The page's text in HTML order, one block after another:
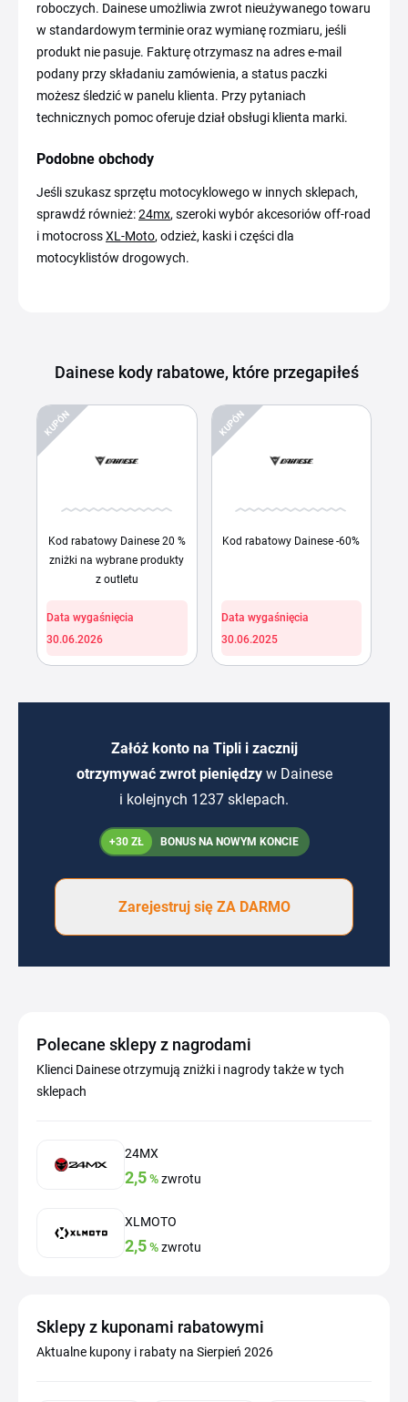
roboczych. Dainese umożliwia zwrot nieużywanego towaru
w standardowym terminie oraz wymianę rozmiaru, jeśli
produkt nie pasuje. Fakturę otrzymasz na adres e-mail
podany przy składaniu zamówienia, a status paczki
możesz śledzić w panelu klienta. Przy pytaniach
technicznych pomoc oferuje dział obsługi klienta marki.
Podobne obchody
Jeśli szukasz sprzętu motocyklowego w innych sklepach,
sprawdź również:24mx, szeroki wybór akcesoriów off-road
i motocrossXL-Moto, odzież, kaski i części dla
motocyklistów drogowych.
Dainese kody rabatowe, które przegapiłeś
KUPÓN
Kod rabatowy Dainese 20 %
zniżki na wybrane produkty
z outletu
Data wygaśnięcia
30.06.2026
KUPÓN
Kod rabatowy Dainese -60%
Data wygaśnięcia
30.06.2025
Załóż konto na Tipli i zacznij
otrzymywać zwrot pieniędzy w Dainese
i kolejnych 1237 sklepach.
+30 ZŁ BONUS NA NOWYM KONCIE
Zarejestruj się ZA DARMO
Polecane sklepy z nagrodami
Klienci Dainese otrzymują zniżki i nagrody także w tych
sklepach
24MX
2,5%zwrotu
XLMOTO
2,5%zwrotu
Sklepy z kuponami rabatowymi
Aktualne kupony i rabaty na Sierpień 2026